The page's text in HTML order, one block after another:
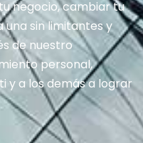
negocio, cambiar tu
una sin limitantes y
de nuestro
personal,
y a los demás a lograr